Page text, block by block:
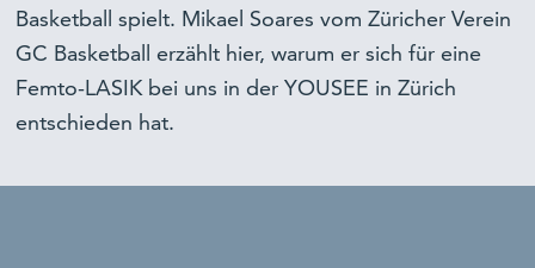
Basketball spielt. Mikael Soares vom Züricher Verein
GC Basketball erzählt hier, warum er sich für eine
Femto-LASIK bei uns in der YOUSEE in Zürich
entschieden hat.